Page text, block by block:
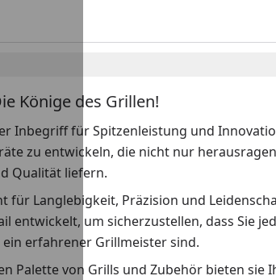
Könige des Grillen!
Inbegriff für Spitzenleistung und
zu entwickeln, die nicht nur
Qualität liefern.
für Langlebigkeit, Präzision und
entwickelt, um sicherzustellen, dass Sie
erfahrener Grillmeister sind.
Palette von Grills und Zubehör bieten sie